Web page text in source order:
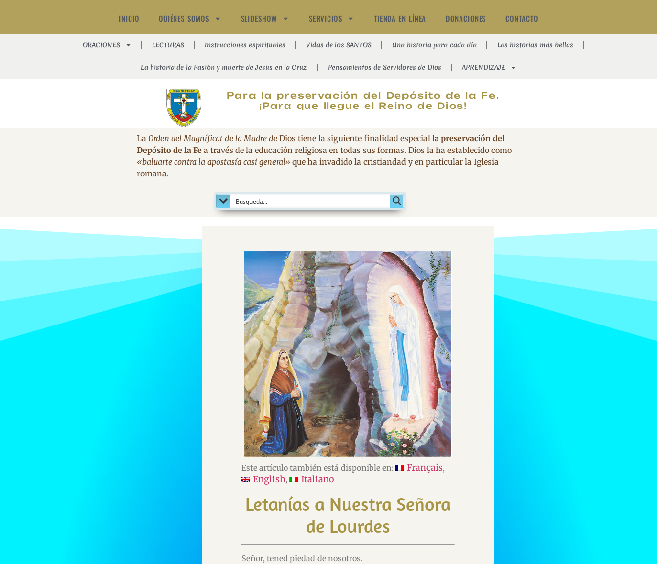
INICIO QUIÉNES SOMOS SLIDESHOW SERVICIOS TIENDA EN LÍNEA DONACIONES CONTACTO
ORACIONES LECTURAS Instrucciones espirituales Vidas de los SANTOS Una historia para cada día Las historias más bellas
La historia de la Pasión y muerte de Jesús en la Cruz. Pensamientos de Servidores de Dios APRENDIZAJE
Para la preservación del Depósito de la Fe.
¡Para que llegue el Reino de Dios!
MAGNIFICAT
La Orden del Magníficat de la Madre de Dios tiene la siguiente finalidad especial la preservación del
Depósito de la Fe a través de la educación religiosa en todas sus formas. Dios la ha establecido como
«baluarte contra la apostasía casi general» que ha invadido la cristiandad y en particular la Iglesia
romana.
Este artículo también está disponible en:
Français
English
Italiano
Letanías a Nuestra Señora
de Lourdes
Señor, tened piedad de nosotros.